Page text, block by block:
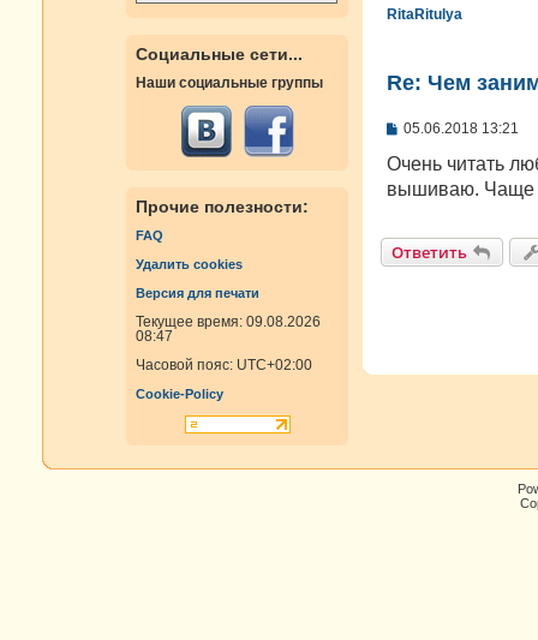
Социальные сети...
Наши социальные группы
Прочие полезности:
FAQ
Удалить cookies
Версия для печати
Текущее время: 09.08.2026
08:47
Часовой пояс: UTC+02:00
Cookie-Policy
RitaRitulya
Re: Чем
С
о
щ
и
е
05.06.2018 13:21
Очень читать
вышиваю. Чаще
Ответить